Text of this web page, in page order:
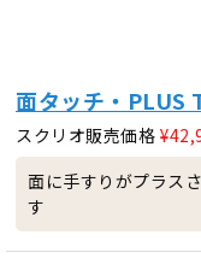
面タッチ・
スクリオ販売価格 ¥
面に手すりがプラス
す